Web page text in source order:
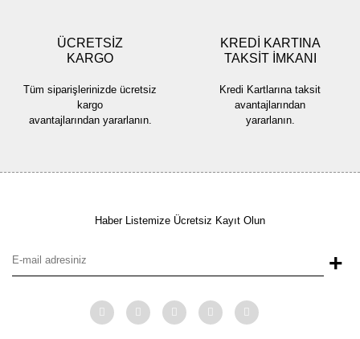
ÜCRETSİZ
KARGO
Tüm siparişlerinizde ücretsiz
kargo
avantajlarından yararlanın.
KREDİ KARTINA
TAKSİT İMKANI
Kredi Kartlarına taksit
avantajlarından
yararlanın.
Haber Listemize Ücretsiz Kayıt Olun
+